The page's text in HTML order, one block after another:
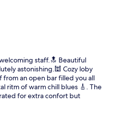
staff.🔝 Beautiful
astonishing.🕍 Cozy loby
an open bar filled you all
ritm of warm chill blues 🎸. The
for extra confort but
I will definitely come back